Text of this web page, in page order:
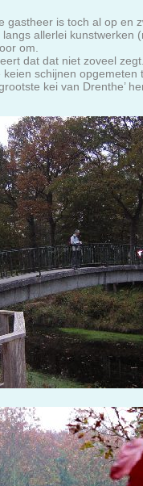
is toch al op en
allerlei kunstwerken
om.
dat dat niet zoveel
schijnen opgemeten
kei van Drenthe’